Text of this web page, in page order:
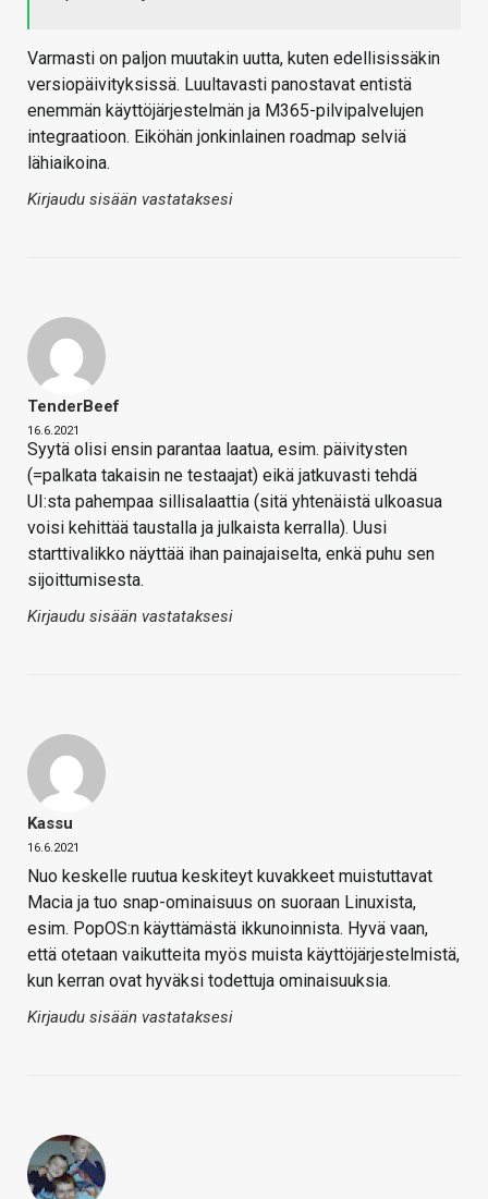
Varmasti on paljon muutakin uutta, kuten edellisissäkin
versiopäivityksissä. Luultavasti panostavat entistä
enemmän käyttöjärjestelmän ja M365-pilvipalvelujen
integraatioon. Eiköhän jonkinlainen roadmap selviä
lähiaikoina.
Kirjaudu sisään vastataksesi
TenderBeef
16.6.2021
Syytä olisi ensin parantaa laatua, esim. päivitysten
(=palkata takaisin ne testaajat) eikä jatkuvasti tehdä
UI:sta pahempaa sillisalaattia (sitä yhtenäistä ulkoasua
voisi kehittää taustalla ja julkaista kerralla). Uusi
starttivalikko näyttää ihan painajaiselta, enkä puhu sen
sijoittumisesta.
Kirjaudu sisään vastataksesi
Kassu
16.6.2021
Nuo keskelle ruutua keskiteyt kuvakkeet muistuttavat
Macia ja tuo snap-ominaisuus on suoraan Linuxista,
esim. PopOS:n käyttämästä ikkunoinnista. Hyvä vaan,
että otetaan vaikutteita myös muista käyttöjärjestelmistä,
kun kerran ovat hyväksi todettuja ominaisuuksia.
Kirjaudu sisään vastataksesi